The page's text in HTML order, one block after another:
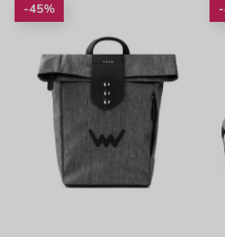
-45%